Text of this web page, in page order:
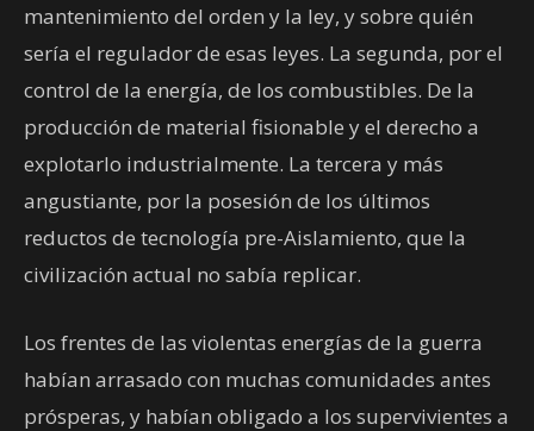
mantenimiento del orden y la ley, y sobre quién
sería el regulador de esas leyes. La segunda, por el
control de la energía, de los combustibles. De la
producción de material fisionable y el derecho a
explotarlo industrialmente. La tercera y más
angustiante, por la posesión de los últimos
reductos de tecnología pre-Aislamiento, que la
civilización actual no sabía replicar.
Los frentes de las violentas energías de la guerra
habían arrasado con muchas comunidades antes
prósperas, y habían obligado a los supervivientes a